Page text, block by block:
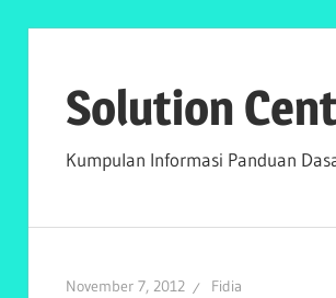
contentSolution
Kumpulan Informasi Panduan
November 7, 2012 Fidia